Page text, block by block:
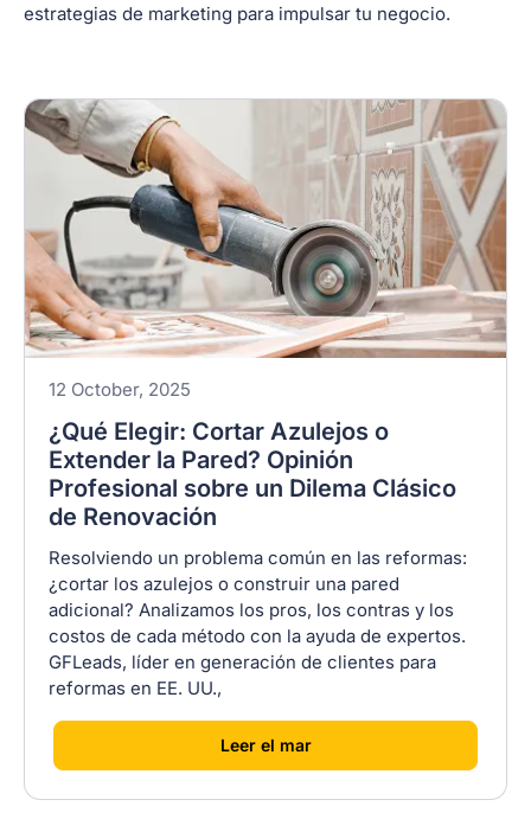
estrategias de marketing para impulsar tu negocio.
12 October, 2025
¿Qué Elegir: Cortar Azulejos o
Extender la Pared? Opinión
Profesional sobre un Dilema Clásico
de Renovación
Resolviendo un problema común en las reformas:
¿cortar los azulejos o construir una pared
adicional? Analizamos los pros, los contras y los
costos de cada método con la ayuda de expertos.
GFLeads, líder en generación de clientes para
reformas en EE. UU.,
[Leer el mar]